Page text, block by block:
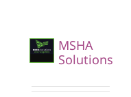
MSHA
Solutions